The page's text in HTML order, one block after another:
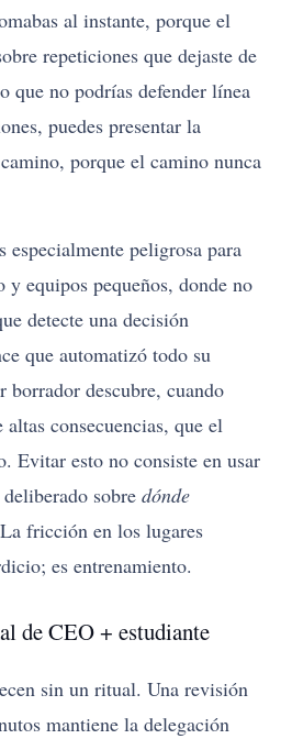
al instante, porque el
repeticiones que dejaste de
que no podrías defender línea
puedes presentar la
porque el camino nunca
especialmente peligrosa para
y equipos pequeños, donde no
detecte una decisión
que automatizó todo su
borrador descubre, cuando
consecuencias, que el
Evitar esto no consiste en usar
sobredónde
fricción en los lugares
es entrenamiento.
de CEO + estudiante
sin un ritual. Una revisión
mantiene la delegación